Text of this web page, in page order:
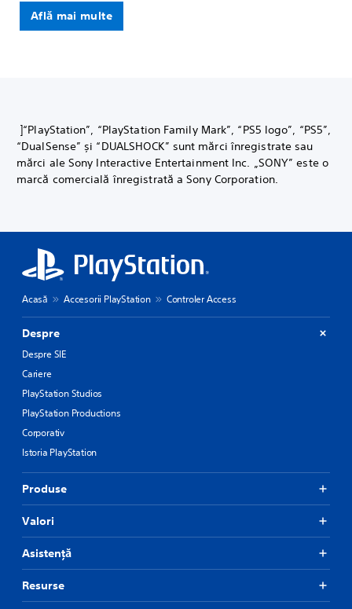
Află mai multe
]“PlayStation”, “PlayStation Family Mark”, “PS5 logo”, “PS5”,
“DualSense” și “DUALSHOCK” sunt mărci înregistrate sau
mărci ale Sony Interactive Entertainment Inc. „SONY” este o
marcă comercială înregistrată a Sony Corporation.
Acasă Accesorii PlayStation Controler Access
Despre
Despre SIE
Cariere
PlayStation Studios
PlayStation Productions
Corporativ
Istoria PlayStation
Produse
Valori
Asistență
Resurse